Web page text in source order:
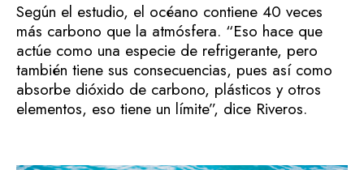
Según el estudio, el océano contiene 40 veces
más carbono que la atmósfera. “Eso hace que
actúe como una especie de refrigerante, pero
también tiene sus consecuencias, pues así como
absorbe dióxido de carbono, plásticos y otros
elementos, eso tiene un límite”, dice Riveros.